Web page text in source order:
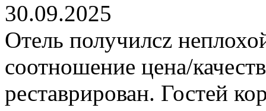
30.09.2025
Отель получилcz
соотношение цена/
реставрирован. Гостей